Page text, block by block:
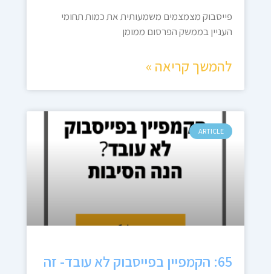
פייסבוק מצמצמים משמעותית את כמות תחומי
העניין בממשק הפרסום ממומן
להמשך קריאה »
ARTICLE
65: הקמפיין בפייסבוק לא עובד- זה